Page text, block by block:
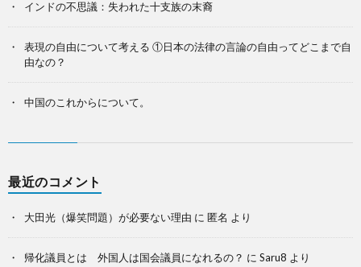
インドの不思議：失われた十支族の末裔
表現の自由について考える ①日本の法律の言論の自由ってどこまで自
由なの？
中国のこれからについて。
最近のコメント
大田光（爆笑問題）が必要ない理由 に 匿名 より
帰化議員とは 外国人は国会議員になれるの？ に Saru8 より